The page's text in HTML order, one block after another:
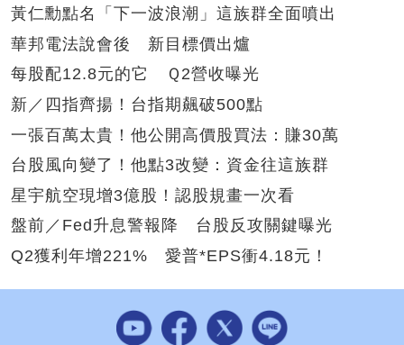
黃仁勳點名「下一波浪潮」這族群全面噴出
華邦電法說會後 新目標價出爐
每股配12.8元的它 Ｑ2營收曝光
新／四指齊揚！台指期飆破500點
一張百萬太貴！他公開高價股買法：賺30萬
台股風向變了！他點3改變：資金往這族群
星宇航空現增3億股！認股規畫一次看
盤前／Fed升息警報降 台股反攻關鍵曝光
Q2獲利年增221% 愛普*EPS衝4.18元！